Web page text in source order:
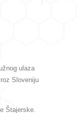
ulaza
Sloveniju
Štajerske.